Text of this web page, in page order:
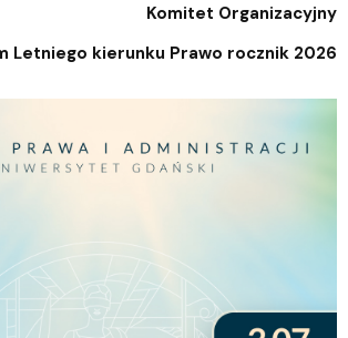
Komitet Organizacyjny
Letniego kierunku Prawo rocznik 2026